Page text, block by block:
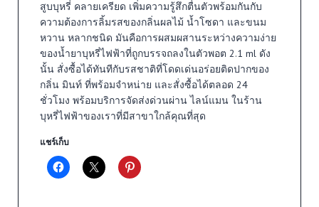
สูบบุหรี่ คลายเครียด เพิ่มความรู้สึกตื่นตัวพร้อมกันกับ
ความต้องการลิ้มรสของกลิ่นผลไม้ น้ำโซดา และขนม
หวาน หลากชนิด มันคือการผสมผสานระหว่างความง่าย
ของน้ำยาบุหรี่ไฟฟ้าที่ถูกบรรจถลงในตัวพอต 2.1 ml ดัง
นั้น สั่งซื้อได้ทันทีกับรสชาติที่โดดเด่นอร่อยติดปากของ
กลิ่น มินท์ ที่พร้อมจำหน่าย และสั่งซื้อได้ตลอด 24
ชั่วโมง พร้อมบริการจัดส่งด่วนผ่าน ไลน์แมน ในร้าน
บุหรี่ไฟฟ้าของเราที่มีสาขาใกล้คุณที่สุด
แชร์เก็บ